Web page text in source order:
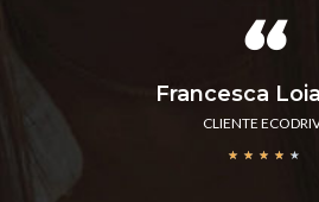
Francesca
CLIENTE
★ ★ ★ ★ ★